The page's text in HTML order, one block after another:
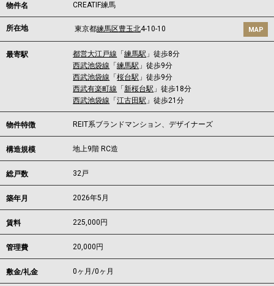
物件名 CREATIF練馬
所在地 東京都練馬区豊玉北4-10-10 MAP
最寄駅 都営大江戸線 「練馬駅 」徒歩8分
西武池袋線 「練馬駅 」徒歩9分
西武池袋線 「桜台駅 」徒歩9分
西武有楽町線 「新桜台駅 」徒歩18分
西武池袋線 「江古田駅 」徒歩21分
物件特徴 REIT系ブランドマンション、デザイナーズ
構造規模 地上9階 RC造
総戸数 32戸
築年月 2026年5月
賃料 225,000 円
管理費 20,000円
敷金/礼金 0ヶ月/0ヶ月